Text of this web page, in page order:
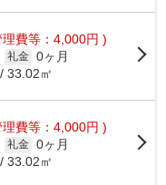
理費等：4,000円 )
礼金 0ヶ月
33.02㎡
理費等：4,000円 )
礼金 0ヶ月
33.02㎡